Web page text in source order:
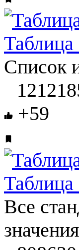
Список
+59
Все